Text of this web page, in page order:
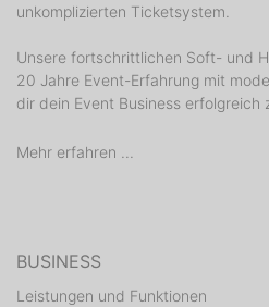
unkomplizierten Ticketsystem.
Unsere fortschrittlichen Soft- und
20 Jahre Event-Erfahrung mit
dir dein Event Business erfolgreich
Mehr erfahren ...
BUSINESS
Leistungen und Funktionen